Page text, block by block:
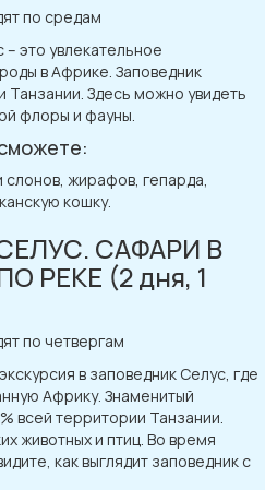
по средам
– это увлекательное
в Африке. Заповедник
Танзании. Здесь можно увидеть
флоры и фауны.
слонов, жирафов, гепарда,
кошку.
САФАРИ В
РЕКЕ (2 дня, 1
по четвергам
в заповедник Селус, где
Африку. Знаменитый
всей территории Танзании.
животных и птиц. Во время
как выглядит заповедник с